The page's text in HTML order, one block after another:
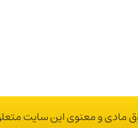
مادی و معنوی این سایت